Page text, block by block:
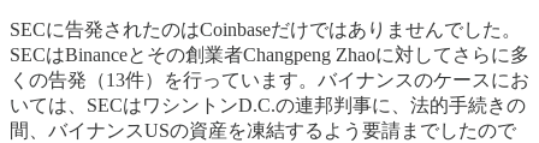
SECに告発されたのはCoinbaseだけではありませんでした。
SECはBinanceとその創業者Changpeng Zhaoに対してさらに多
くの告発（13件）を行っています。バイナンスのケースにお
いては、SECはワシントンD.C.の連邦判事に、法的手続きの
間、バイナンスUSの資産を凍結するよう要請までしたので